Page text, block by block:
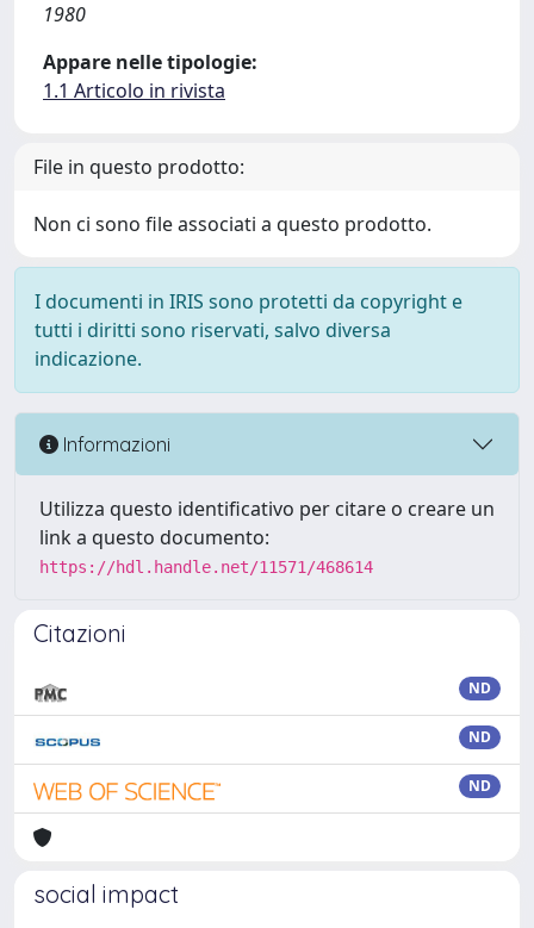
1980
Appare nelle tipologie:
1.1 Articolo in rivista
File in questo prodotto:
Non ci sono file associati a questo prodotto.
I documenti in IRIS sono protetti da copyright e
tutti i diritti sono riservati, salvo diversa
indicazione.
Informazioni
Utilizza questo identificativo per citare o creare un
link a questo documento:
https://hdl.handle.net/11571/468614
Citazioni
ND
ND
ND
social impact